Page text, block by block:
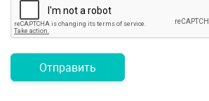
Отправить